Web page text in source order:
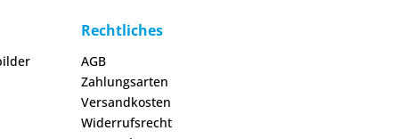
Rechtliches
AGB
Zahlungsarten
Versandkosten
Widerrufsrecht